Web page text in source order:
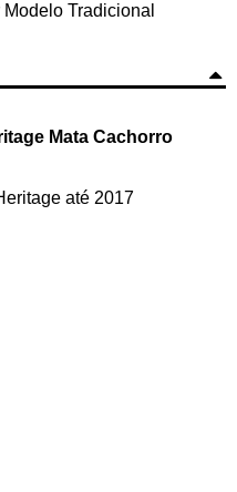
Tradicional
Mata Cachorro
até 2017